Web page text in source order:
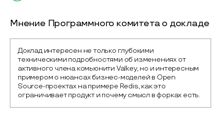
Мнение Программного комитета о докладе
Доклад интересен не только глубокими
техническими подробностями об изменениях от
активного члена комьюнити Valkey, но и интересным
примером о нюансах бизнес-моделей в Open
Source-проектах на примере Redis, как это
ограничивает продукт и почему смысл в форках есть.